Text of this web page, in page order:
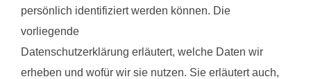
persönlich identifiziert werden können. Die
vorliegende
Datenschutzerklärung erläutert, welche Daten wir
erheben und wofür wir sie nutzen. Sie erläutert auch,